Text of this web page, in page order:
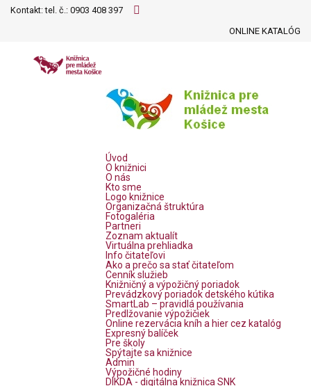
Kontakt: tel. č.: 0903 408 397
ONLINE KATALÓG
Úvod
O knižnici
O nás
Kto sme
Logo knižnice
Organizačná štruktúra
Fotogaléria
Partneri
Zoznam aktualít
Virtuálna prehliadka
Info čitateľovi
Ako a prečo sa stať čitateľom
Cenník služieb
Knižničný a výpožičný poriadok
Prevádzkový poriadok detského kútika
SmartLab – pravidlá používania
Predlžovanie výpožičiek
Online rezervácia kníh a hier cez katalóg
Expresný balíček
Pre školy
Spýtajte sa knižnice
Admin
Výpožičné hodiny
DIKDA - digitálna knižnica SNK